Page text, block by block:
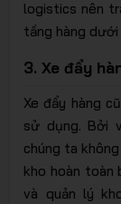
logistics nên
tầng hàng dưới
3. Xe đẩy
Xe đẩy hàng
sử dụng. Bởi
chúng ta
kho hoàn toàn
và quản lý